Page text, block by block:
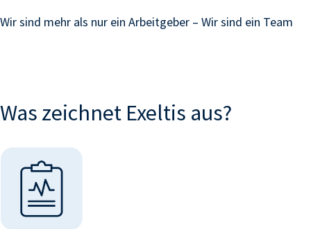
Wir sind mehr als nur ein Arbeitgeber – Wir sind ein Team
Was zeichnet Exeltis aus?